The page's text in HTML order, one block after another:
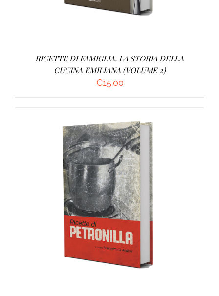
RICETTE DI FAMIGLIA. LA STORIA DELLA
CUCINA EMILIANA (VOLUME 2)
€15.00
DETTAGLI